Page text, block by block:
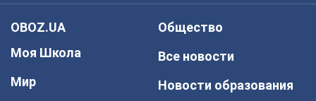
OBOZ.UA
Моя Школа
Мир
Общество
Все новости
Новости образования